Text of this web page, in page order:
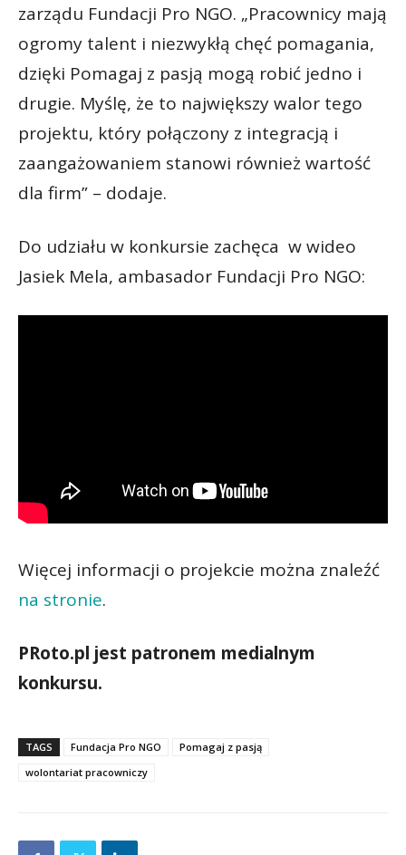
zarządu Fundacji Pro NGO. „Pracownicy mają
ogromy talent i niezwykłą chęć pomagania,
dzięki Pomagaj z pasją mogą robić jedno i
drugie. Myślę, że to największy walor tego
projektu, który połączony z integracją i
zaangażowaniem stanowi również wartość
dla firm” – dodaje.
Do udziału w konkursie zachęca w wideo
Jasiek Mela, ambasador Fundacji Pro NGO:
Więcej informacji o projekcie można znaleźć
na stronie.
PRoto.pl jest patronem medialnym
konkursu.
TAGS Fundacja Pro NGO
Pomagaj z pasją
wolontariat pracowniczy